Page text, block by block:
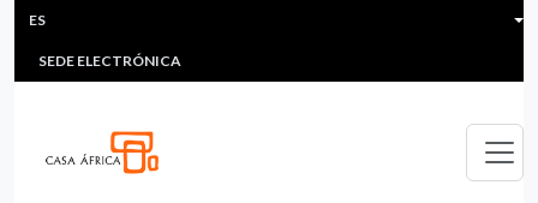
Pasar al contenido principal
HEADER MENU
MULTIMEDIA
SEDE ELECTRÓNICA
ES